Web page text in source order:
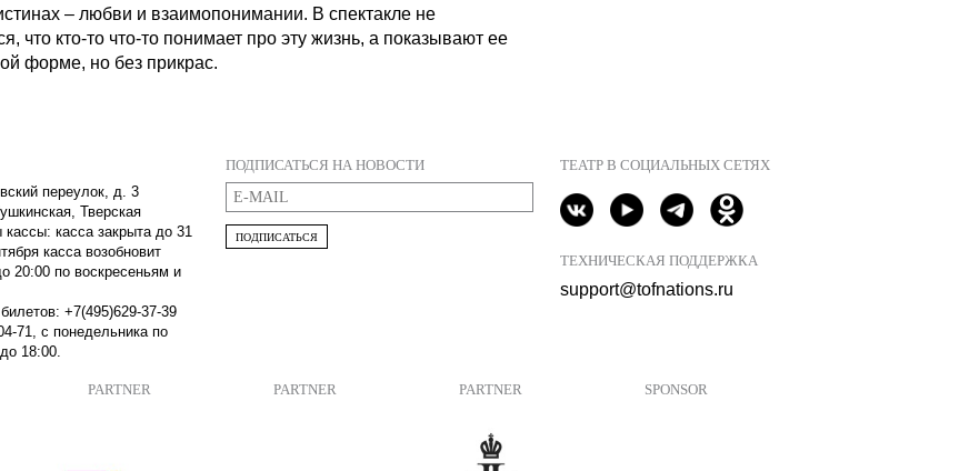
– любви и взаимопонимании. В спектакле не
что кто-то что-то понимает про эту жизнь, а показывают ее
форме, но без прикрас.
переулок, д. 3
Тверская
касса закрыта до 31
касса возобновит
20:00 по воскресеньям и
+7(495)629-37-39
71, с понедельника по
18:00.
ПОДПИСАТЬСЯ НА НОВОСТИ
ПОДПИСАТЬСЯ
ТЕАТР В СОЦИАЛЬНЫХ СЕТЯХ
ТЕХНИЧЕСКАЯ ПОДДЕРЖКА
support@tofnations.ru
PARTNER PARTNER PARTNER SPONSOR